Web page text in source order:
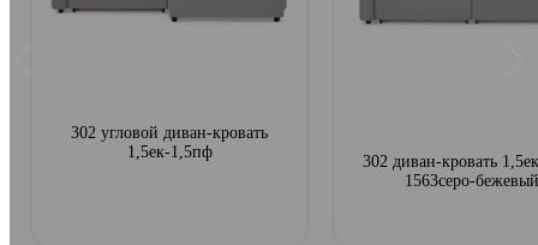
302 угловой диван-кровать
1,5ек-1,5пф
302 диван-кровать
1563серо-бежевый